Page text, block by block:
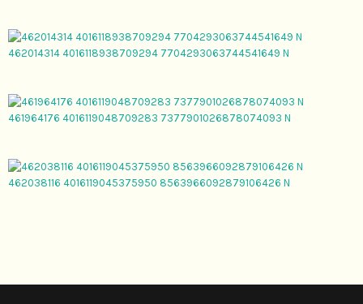
462014314 4016118938709294 7704293063744541649 N
461964176 4016119048709283 7377901026878074093 N
462038116 4016119045375950 8563966092879106426 N